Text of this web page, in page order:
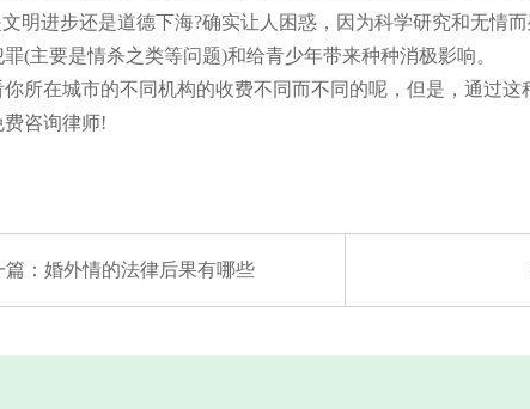
明进步还是道德下海?确实让人困惑，因为科学研究和无情
(主要是情杀之类等问题)和给青少年带来种种消极影响。
在城市的不同机构的收费不同而不同的呢，但是，通过这
费咨询律师!
篇：婚外情的法律后果有哪些